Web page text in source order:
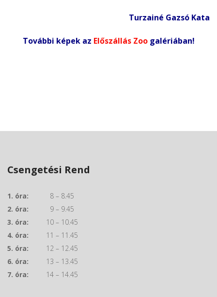
Turzainé Gazsó Kata
További képek az Előszállás Zoogalériában!
Csengetési Rend
1. óra: 8 – 8.45
2. óra: 9 – 9.45
3. óra: 10 – 10.45
4. óra: 11 – 11.45
5. óra: 12 – 12.45
6. óra: 13 – 13.45
7. óra: 14 – 14.45